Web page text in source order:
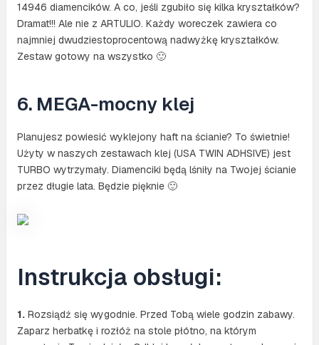
14946 diamencików. A co, jeśli zgubiło się kilka kryształków?
Dramat!!! Ale nie z ARTULIO. Każdy woreczek zawiera co
najmniej dwudziestoprocentową nadwyżkę kryształków.
Zestaw gotowy na wszystko 🙂
6. MEGA-mocny klej
Planujesz powiesić wyklejony haft na ścianie? To świetnie!
Użyty w naszych zestawach klej (USA TWIN ADHSIVE) jest
TURBO wytrzymały. Diamenciki będą lśniły na Twojej ścianie
przez długie lata. Będzie pięknie 🙂
Instrukcja obsługi:
1.Rozsiądź się wygodnie. Przed Tobą wiele godzin zabawy.
Zaparz herbatkę i rozłóż na stole płótno, na którym